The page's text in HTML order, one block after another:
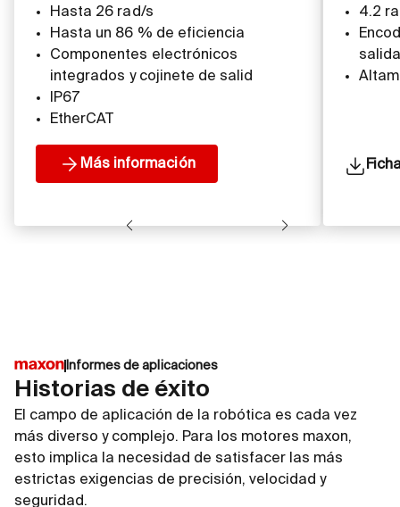
Hasta 26 rad/s
Hasta un 86 % de eficiencia
Componentes electrónicos
integrados y cojinete de salid
IP67
EtherCAT
Más información
4.2
salida
Informes de aplicaciones
Historias de éxito
El campo de aplicación de la robótica es cada vez
más diverso y complejo. Para los motores maxon,
esto implica la necesidad de satisfacer las más
estrictas exigencias de precisión, velocidad y
seguridad.